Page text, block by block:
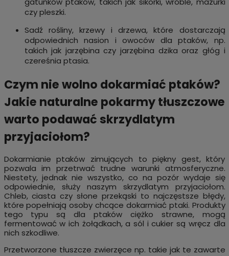
czy pleszki.
Sadź rośliny, krzewy i drzewa, które dostarczają
odpowiednich nasion i owoców dla ptaków, np.
takich jak jarzębina czy jarzębina dzika oraz głóg i
czereśnia ptasia.
Czym nie wolno dokarmiać ptaków?
Jakie naturalne pokarmy tłuszczowe
warto podawać skrzydlatym
przyjaciołom?
Dokarmianie ptaków zimujących to piękny gest, który
pozwala im przetrwać trudne warunki atmosferyczne.
Niestety, jednak nie wszystko, co na pozór wydaje się
odpowiednie, służy naszym skrzydlatym przyjaciołom.
Chleb, ciasta czy słone przekąski to najczęstsze błędy,
które popełniają osoby chcące dokarmiać ptaki. Produkty
tego typu są dla ptaków ciężko strawne, mogą
fermentować w ich żołądkach, a sól i cukier są wręcz dla
nich szkodliwe.
Przetworzone tłuszcze zwierzęce np. takie jak te zawarte